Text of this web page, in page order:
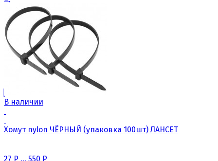
В наличии
Хомут nylon ЧЁРНЫЙ (упаковка 100шт) ЛАНСЕТ
27 Р ... 550 Р